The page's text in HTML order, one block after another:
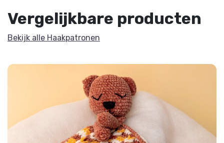
Vergelijkbare producten
Bekijk alle Haakpatronen